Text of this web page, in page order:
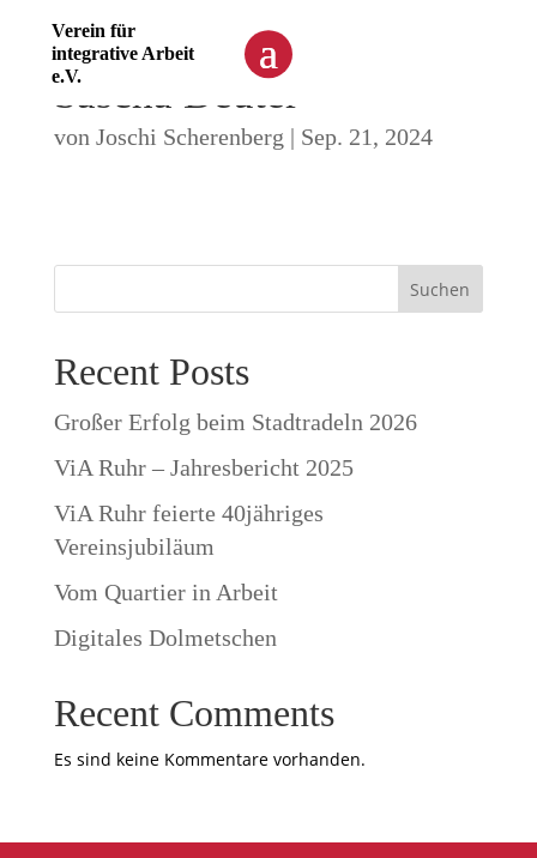
Verein für
integrative Arbeit
e.V.
Sascha Deuter
von Joschi Scherenberg | Sep. 21, 2024
Suchen
Recent Posts
Großer Erfolg beim Stadtradeln 2026
ViA Ruhr – Jahresbericht 2025
ViA Ruhr feierte 40jähriges
Vereinsjubiläum
Vom Quartier in Arbeit
Digitales Dolmetschen
Recent Comments
Es sind keine Kommentare vorhanden.